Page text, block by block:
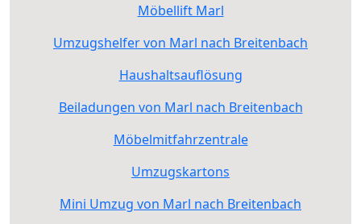
Möbellift Marl
Umzugshelfer von Marl nach Breitenbach
Haushaltsauflösung
Beiladungen von Marl nach Breitenbach
Möbelmitfahrzentrale
Umzugskartons
Mini Umzug von Marl nach Breitenbach